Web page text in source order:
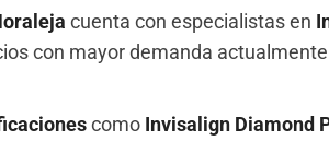
cuenta con especialistas en
con mayor demanda
como Invisalign Diamond